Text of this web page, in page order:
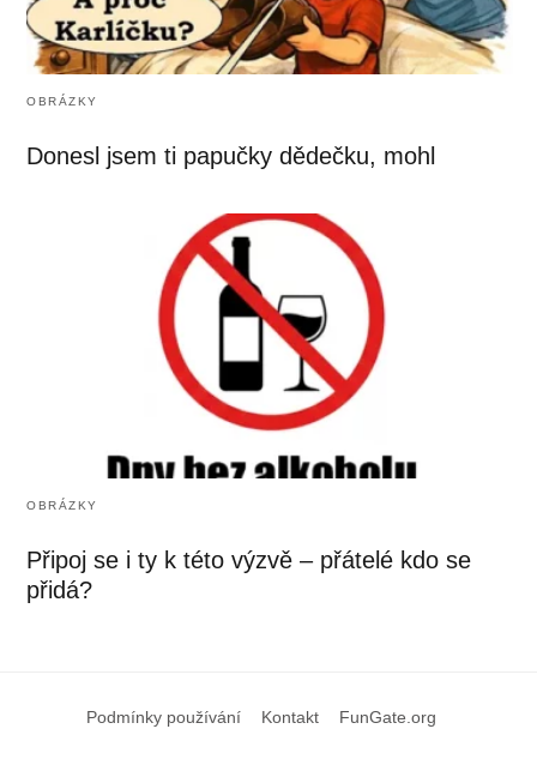
OBRÁZKY
Donesl jsem ti papučky dědečku, mohl
OBRÁZKY
Připoj se i ty k této výzvě – přátelé kdo se
přidá?
Podmínky používání Kontakt FunGate.org